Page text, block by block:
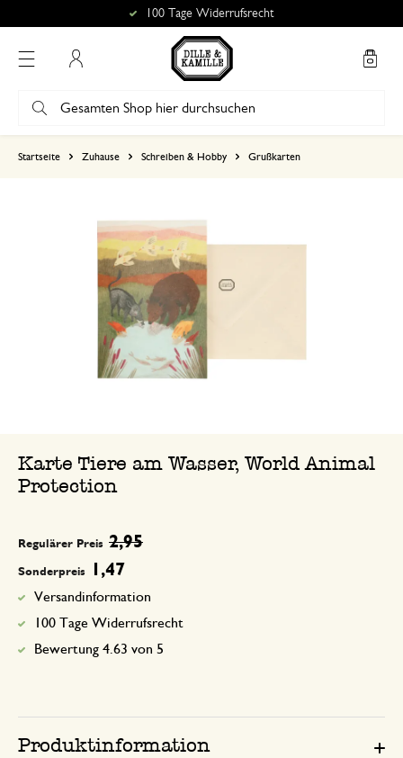
100 Tage Widerrufsrecht
Startseite Zuhause Schreiben & Hobby Grußkarten
Karte Tiere am Wasser, World Animal
Protection
Sonderpreis 1,47
Regulärer Preis 2,95
Versandinformation
100 Tage Widerrufsrecht
Bewertung 4.63 von 5
Produktinformation